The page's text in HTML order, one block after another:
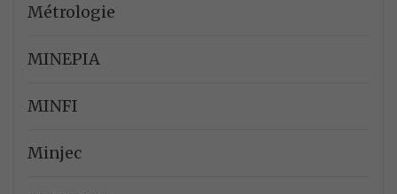
Métrologie
MINEPIA
MINFI
Minjec